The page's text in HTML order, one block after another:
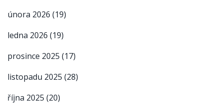
února 2026 (19)
ledna 2026 (19)
prosince 2025 (17)
listopadu 2025 (28)
října 2025 (20)